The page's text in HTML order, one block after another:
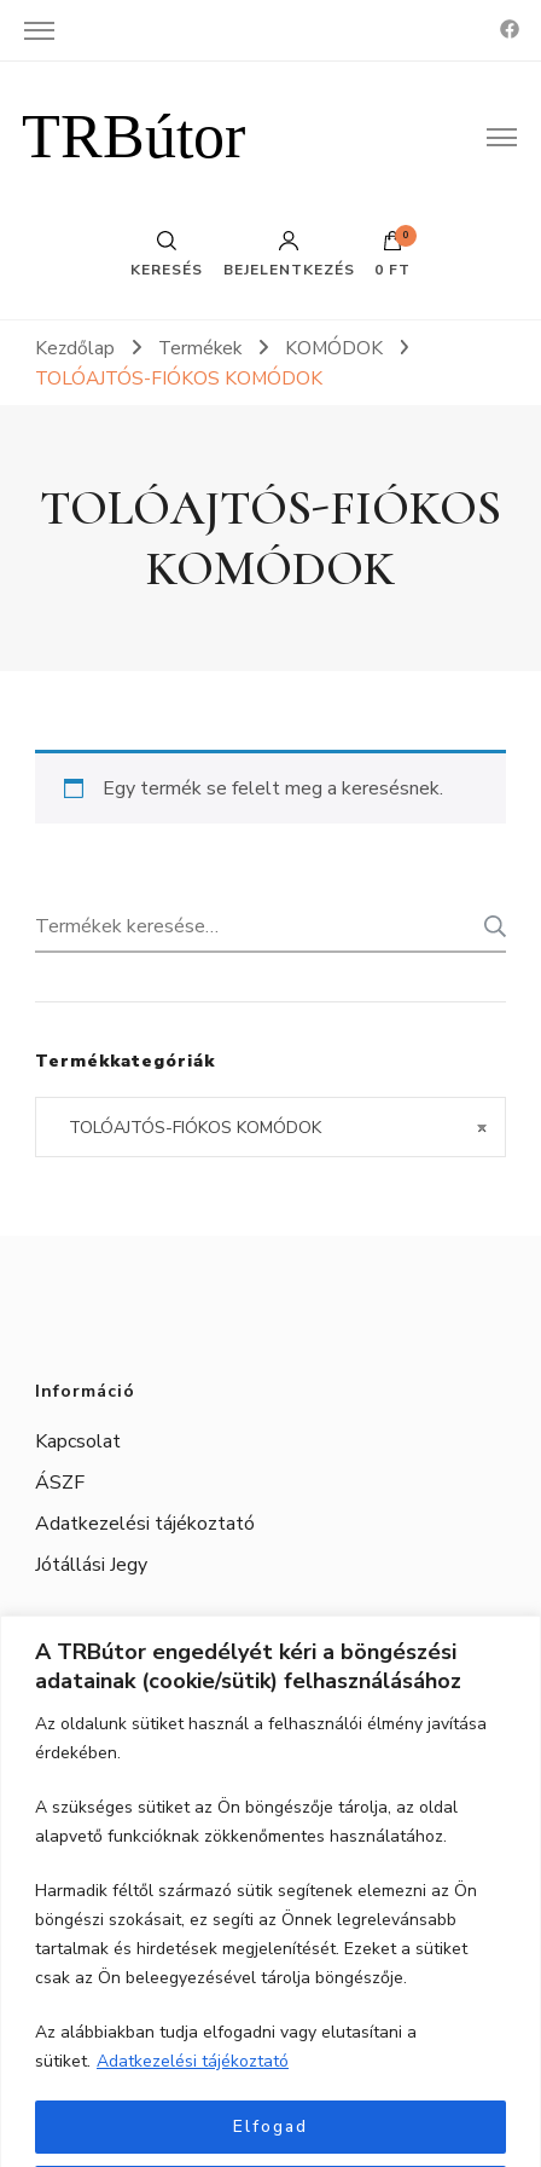
A TRBútor engedélyét kéri a böngészési
adatainak (cookie/sütik) felhasználásához
Az oldalunk sütiket használ a felhasználói élmény javítása
érdekében.
A szükséges sütiket az Ön böngészője tárolja, az oldal
alapvető funkcióknak zökkenőmentes használatához.
Harmadik féltől származó sütik segítenek elemezni az Ön
böngészi szokásait, ez segíti az Önnek legrelevánsabb
tartalmak és hirdetések megjelenítését. Ezeket a sütiket
csak az Ön beleegyezésével tárolja böngészője.
Az alábbiakban tudja elfogadni vagy elutasítani a
sütiket. Adatkezelési tájékoztató
Elfogad
TRBútor
KERESÉS BEJELENTKEZÉS
0
0 FT
Kezdőlap Termékek
KOMÓDOK
TOLÓAJTÓS-FIÓKOS KOMÓDOK
TOLÓAJTÓS-FIÓKOS
KOMÓDOK
Egy termék se felelt meg a keresésnek.
Keresés
a
következőre:
Termékkategóriák
×
TOLÓAJTÓS-FIÓKOS KOMÓDOK
Információ
Kapcsolat
ÁSZF
Adatkezelési tájékoztató
Jótállási Jegy
Elérhetőség
Cím: 3526 Miskolc, Szeles utca 71.
Nyitvatartás:
Telefon:06-70-615-6771
email:trbutor1@gmail.com
Minden jog fentartva TRBútor.hu